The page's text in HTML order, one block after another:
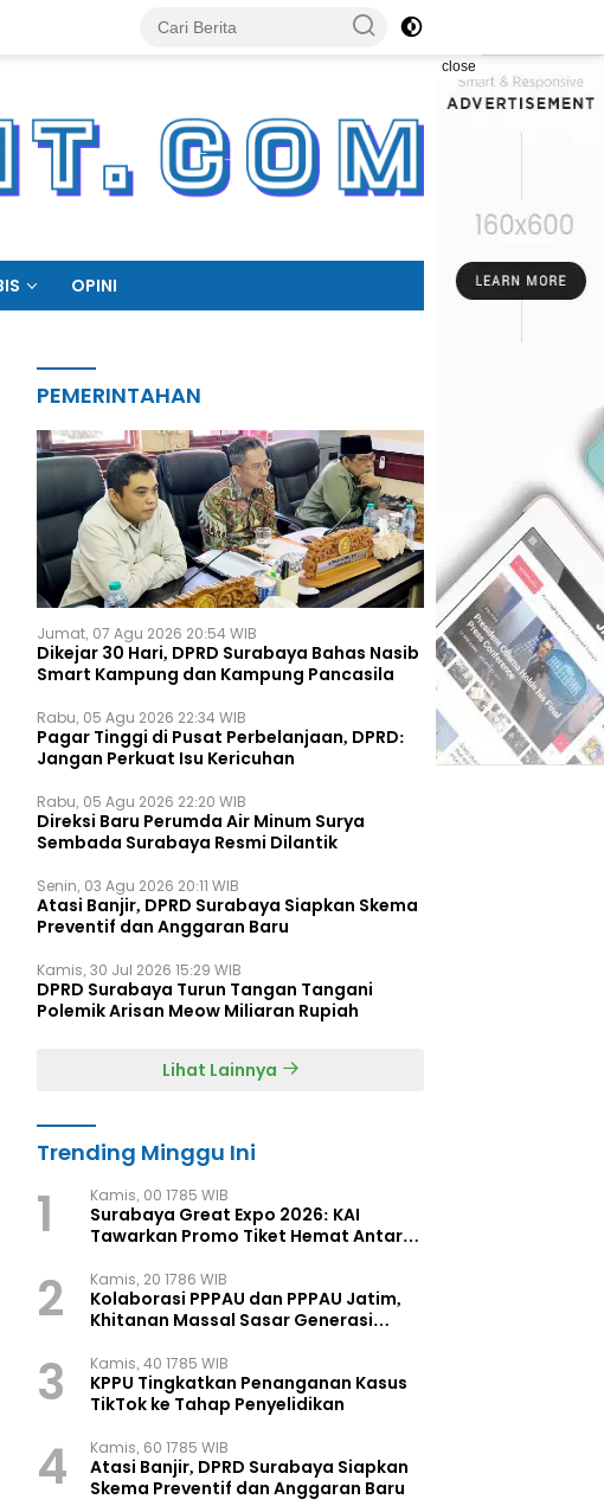
close
OPINI
PEMERINTAHAN
Jumat, 07 Agu 2026 20:54 WIB
Dikejar 30 Hari, DPRD Surabaya Bahas Nasib
Smart Kampung dan Kampung Pancasila
Rabu, 05 Agu 2026 22:34 WIB
Pagar Tinggi di Pusat Perbelanjaan, DPRD:
Jangan Perkuat Isu Kericuhan
Rabu, 05 Agu 2026 22:20 WIB
Direksi Baru Perumda Air Minum Surya
Sembada Surabaya Resmi Dilantik
Senin, 03 Agu 2026 20:11 WIB
Atasi Banjir, DPRD Surabaya Siapkan Skema
Preventif dan Anggaran Baru
Kamis, 30 Jul 2026 15:29 WIB
DPRD Surabaya Turun Tangan Tangani
Polemik Arisan Meow Miliaran Rupiah
Lihat Lainnya
Trending Minggu Ini
1 Kamis, 00 1785 WIB
Surabaya Great Expo 2026: KAI
Tawarkan Promo Tiket Hemat Antar
2 Kamis, 20 1786 WIB
Kolaborasi PPPAU dan PPPAU Jatim,
Khitanan Massal Sasar Generasi
3 Kamis, 40 1785 WIB
KPPU Tingkatkan Penanganan Kasus
TikTok ke Tahap Penyelidikan
4 Kamis, 60 1785 WIB
Atasi Banjir, DPRD Surabaya Siapkan
Skema Preventif dan Anggaran Baru